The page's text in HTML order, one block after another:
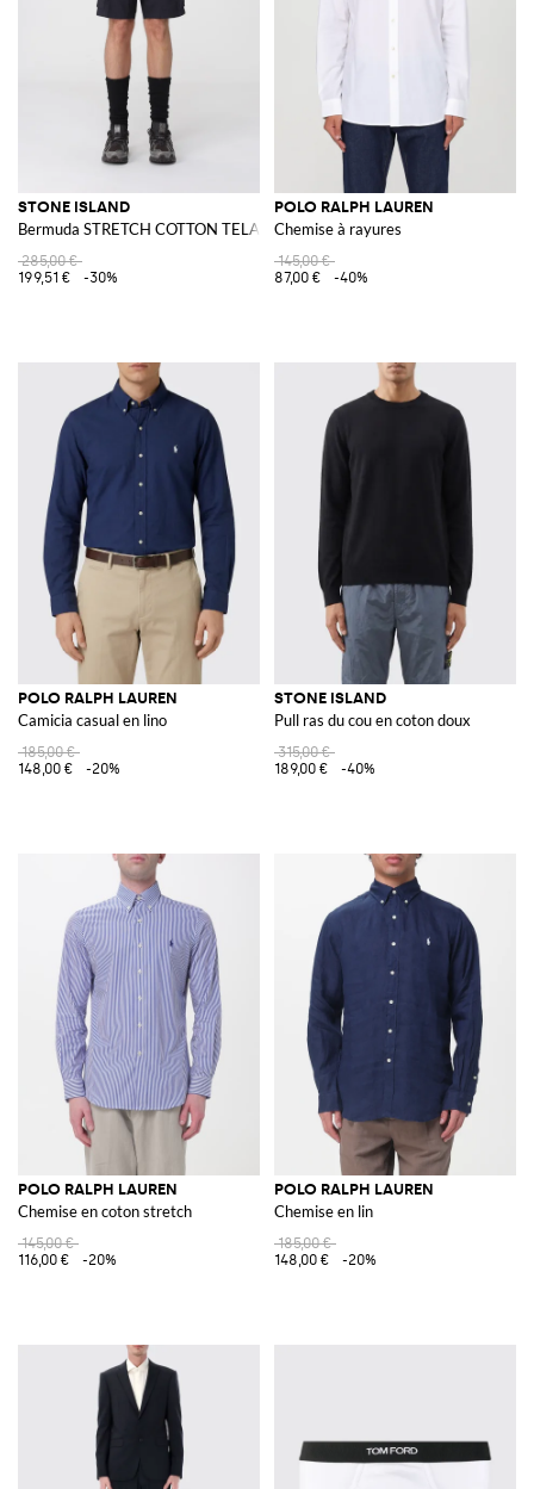
STONE ISLAND
Bermuda STRETCH COTTON TELA 'PARACADUTE'
285,00 €
199,51 €
-30%
POLO RALPH LAUREN
Chemise à rayures
145,00 €
87,00 €
-40%
POLO RALPH LAUREN
Camicia casual en lino
185,00 €
148,00 €
-20%
STONE ISLAND
Pull ras du cou en coton doux
315,00 €
189,00 €
-40%
POLO RALPH LAUREN
Chemise en coton stretch
145,00 €
116,00 €
-20%
POLO RALPH LAUREN
Chemise en lin
185,00 €
148,00 €
-20%